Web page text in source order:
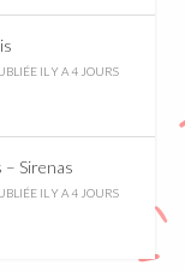
IL Y A 4 JOURS
– Sirenas
IL Y A 4 JOURS